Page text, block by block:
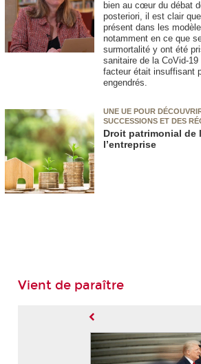
bien au cœur du débat
posteriori, il est clair
présent dans les
notamment en ce que
surmortalité y ont été
sanitaire de la CoVid-
facteur était insuffisant
engendrés.
UNE UE POUR
SUCCESSIONS ET DES
Droit patrimonial de
l’entreprise
Vient de paraître